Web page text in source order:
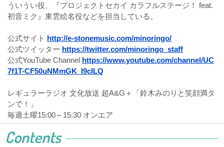
ういうい役、『プロジェクトセカイ カラフルステージ！ feat.
初音ミク』東雲絵名役などを担当している。
公式サイト http://e-stonemusic.com/minoringo/
公式ツイッター https://twitter.com/minoringo_staff
公式YouTube Channel https://www.youtube.com/channel/UC
7f1T-CF50uNMmGK_I9cILQ
レギュラーラジオ 文化放送 超A&G＋「鈴木みのりと笑顔満タ
ンで！」
毎週土曜15:00～15:30 オンエア
Contents